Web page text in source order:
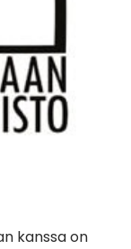
kanssa on